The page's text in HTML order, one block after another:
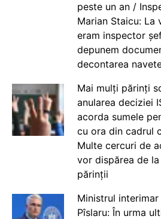
peste un an /
Marian Staicu: La
eram inspector
depunem
decontarea
Mai mulți părinți
anularea deciziei
acorda sumele
cu ora din cadrul
Multe cercuri de
vor dispărea de
părinții
Ministrul
Pîslaru: În urma